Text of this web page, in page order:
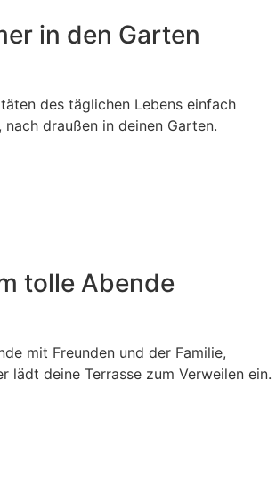
in den Garten
des täglichen Lebens einfach
draußen in deinen Garten.
tolle Abende
mit Freunden und der Familie,
lädt deine Terrasse zum Verweilen ein.